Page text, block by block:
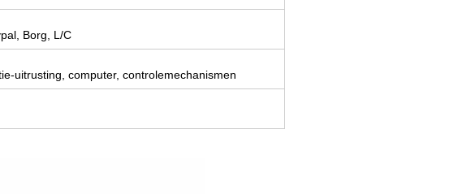
Borg, L/C
uitrusting, computer, controlemechanismen